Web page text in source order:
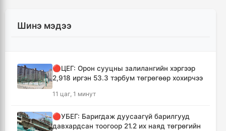
Шинэ мэдээ
🔴ЦЕГ: Орон сууцны залилангийн хэргээр
2,918 иргэн 53.3 тэрбум төгрөгөөр хохирчээ
11 цаг, 1 минут
🔴УБЕГ: Баригдаж дуусаагүй барилгууд
давхардсан тоогоор 21.2 их наяд төгрөгийн